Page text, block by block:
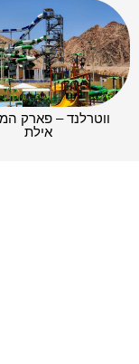
ווטרלנד – פארק
אילת